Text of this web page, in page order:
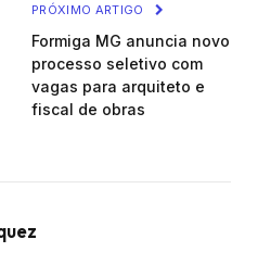
PRÓXIMO ARTIGO
Formiga MG anuncia novo
processo seletivo com
vagas para arquiteto e
fiscal de obras